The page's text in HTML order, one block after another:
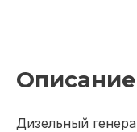
Дизельный